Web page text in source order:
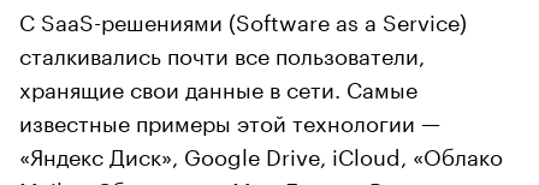
С SaaS-решениями (Software as a Service)
сталкивались почти все пользователи,
хранящие свои данные в сети. Самые
известные примеры этой технологии —
«Яндекс Диск», Google Drive, iCloud, «Облако